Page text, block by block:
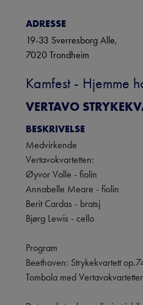
ADRESSE
19-33 Sverresborg Alle,
7020Trondheim
Kamfest - Hjemme
VERTAVO
BESKRIVELSE
Medvirkende
Vertavokvartetten:
Øyvor Volle - fiolin
Annabelle Meare - fiolin
Berit Cardas - bratsj
Bjørg Lewis - cello
Program
Beethoven: Strykekvartett
Tombola med